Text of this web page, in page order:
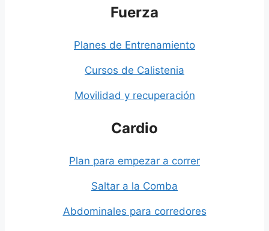
Fuerza
Planes de Entrenamiento
Cursos de Calistenia
Movilidad y recuperación
Cardio
Plan para empezar a correr
Saltar a la Comba
Abdominales para corredores